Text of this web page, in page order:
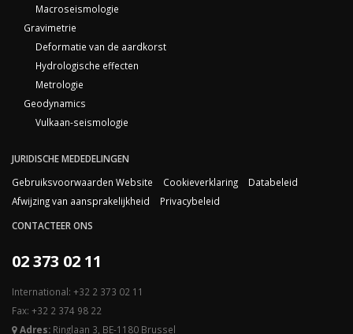
Macroseismologie
Gravimetrie
Deformatie van de aardkorst
Hydrologische effecten
Metrologie
Geodynamics
Vulkaan-seismologie
JURIDISCHE MEDEDELINGEN
Gebruiksvoorwaarden Website
Cookieverklaring
Databeleid
Afwijzing van aansprakelijkheid
Privacybeleid
CONTACTEER ONS
02 373 02 11
International: +32 2 373 02 11
Fax: +32 2 374 98 22
Adres: Ringlaan 3, BE-1180 Brussel